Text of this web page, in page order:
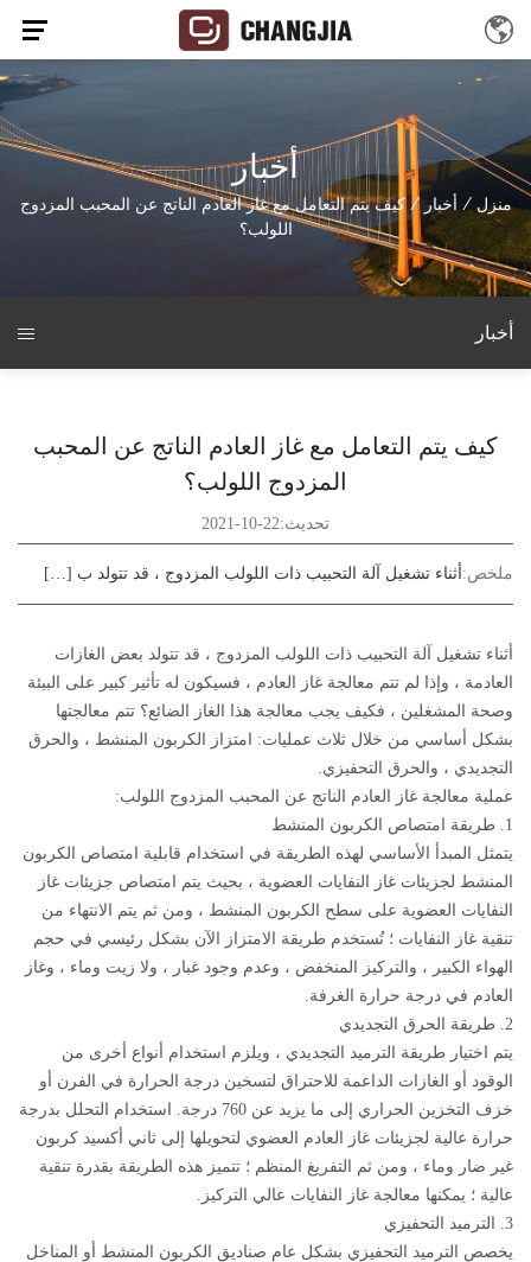
أخبار
منزل / أخبار/كيف يتم التعامل مع غاز العادم الناتج عن المحبب المزدوج
اللولب؟
أخبار
كيف يتم التعامل مع غاز العادم الناتج عن المحبب
المزدوج اللولب؟
تحديث:22-10-2021
ملخص: أثناء تشغيل آلة التحبيب ذات اللولب المزدوج ، قد تتولد ب […]
أثناء تشغيل آلة التحبيب ذات اللولب المزدوج ، قد تتولد بعض الغازات
العادمة ، وإذا لم تتم معالجة غاز العادم ، فسيكون له تأثير كبير على البيئة
وصحة المشغلين ، فكيف يجب معالجة هذا الغاز الضائع؟ تتم معالجتها
بشكل أساسي من خلال ثلاث عمليات: امتزاز الكربون المنشط ، والحرق
التجديدي ، والحرق التحفيزي.
عملية معالجة غاز العادم الناتج عن المحبب المزدوج اللولب:
1. طريقة امتصاص الكربون المنشط
يتمثل المبدأ الأساسي لهذه الطريقة في استخدام قابلية امتصاص الكربون
المنشط لجزيئات غاز النفايات العضوية ، بحيث يتم امتصاص جزيئات غاز
النفايات العضوية على سطح الكربون المنشط ، ومن ثم يتم الانتهاء من
تنقية غاز النفايات ؛ تُستخدم طريقة الامتزاز الآن بشكل رئيسي في حجم
الهواء الكبير ، والتركيز المنخفض ، وعدم وجود غبار ، ولا زيت وماء ، وغاز
العادم في درجة حرارة الغرفة.
2. طريقة الحرق التجديدي
يتم اختيار طريقة الترميد التجديدي ، ويلزم استخدام أنواع أخرى من
الوقود أو الغازات الداعمة للاحتراق لتسخين درجة الحرارة في الفرن أو
خزف التخزين الحراري إلى ما يزيد عن 760 درجة. استخدام التحلل بدرجة
حرارة عالية لجزيئات غاز العادم العضوي لتحويلها إلى ثاني أكسيد كربون
غير ضار وماء ، ومن ثم التفريغ المنظم ؛ تتميز هذه الطريقة بقدرة تنقية
عالية ؛ يمكنها معالجة غاز النفايات عالي التركيز.
3. الترميد التحفيزي
يخصص الترميد التحفيزي بشكل عام صناديق الكربون المنشط أو المناخل